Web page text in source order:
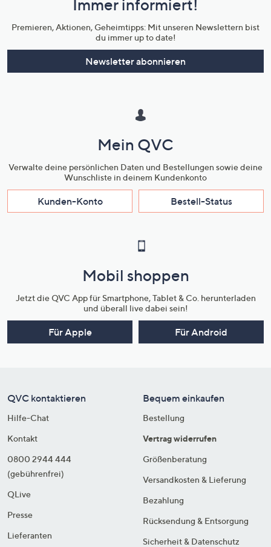
Unternehmensinformationen
Immer informiert!
Premieren, Aktionen, Geheimtipps: Mit unseren Newslettern bist
du immer up to date!
Newsletter abonnieren
Mein QVC
Verwalte deine persönlichen Daten und Bestellungen sowie deine
Wunschliste in deinem Kundenkonto
Kunden-Konto Bestell-Status
Mobil shoppen
Jetzt die QVC App für Smartphone, Tablet & Co. herunterladen
und überall live dabei sein!
Für Apple Für Android
QVC kontaktieren
Hilfe-Chat
Kontakt
0800 2944 444
(gebührenfrei)
QLive
Presse
Lieferanten
Bequem einkaufen
Bestellung
Vertrag widerrufen
Größenberatung
Versandkosten & Lieferung
Bezahlung
Rücksendung & Entsorgung
Sicherheit & Datenschutz